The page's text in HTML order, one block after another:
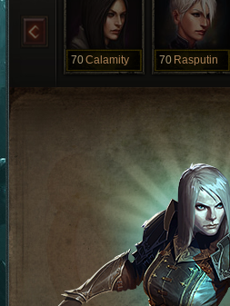
70Calamity 70 Rasputin